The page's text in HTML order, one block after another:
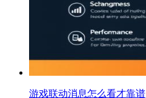
游戏联动消息怎么看才靠谱